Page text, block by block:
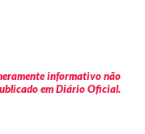
informativo não
em Diário Oficial.